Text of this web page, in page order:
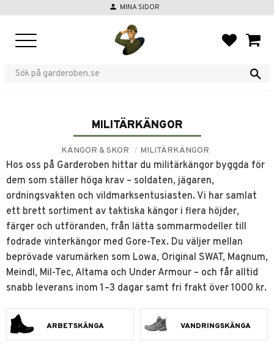
person MINA SIDOR
MILITÄRKÄNGOR
KÄNGOR & SKOR MILITÄRKÄNGOR
Hos oss på Garderoben hittar du militärkängor byggda för
dem som ställer höga krav – soldaten, jägaren,
ordningsvakten och vildmarksentusiasten. Vi har samlat
ett brett sortiment av taktiska kängor i flera höjder,
färger och utföranden, från lätta sommarmodeller till
fodrade vinterkängor med Gore-Tex. Du väljer mellan
beprövade varumärken som Lowa, Original SWAT, Magnum,
Meindl, Mil-Tec, Altama och Under Armour – och får alltid
snabb leverans inom 1–3 dagar samt fri frakt över 1000 kr.
ARBETSKÄNGA VANDRINGSKÄNGA